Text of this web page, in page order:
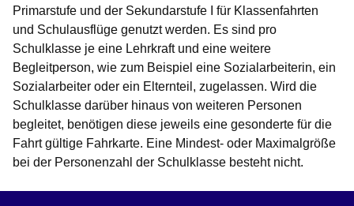
Primarstufe und der Sekundarstufe I für Klassenfahrten
und Schulausflüge genutzt werden. Es sind pro
Schulklasse je eine Lehrkraft und eine weitere
Begleitperson, wie zum Beispiel eine Sozialarbeiterin, ein
Sozialarbeiter oder ein Elternteil, zugelassen. Wird die
Schulklasse darüber hinaus von weiteren Personen
begleitet, benötigen diese jeweils eine gesonderte für die
Fahrt gültige Fahrkarte. Eine Mindest- oder Maximalgröße
bei der Personenzahl der Schulklasse besteht nicht.